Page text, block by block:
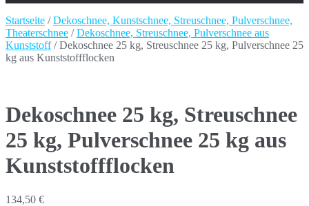
Startseite /Dekoschnee, Kunstschnee, Streuschnee, Pulverschnee,
Theaterschnee /Dekoschnee, Streuschnee, Pulverschnee aus
Kunststoff/ Dekoschnee 25 kg, Streuschnee 25 kg, Pulverschnee 25
kg aus Kunststoffflocken
Dekoschnee 25 kg, Streuschnee
25 kg, Pulverschnee 25 kg aus
Kunststoffflocken
134,50 €